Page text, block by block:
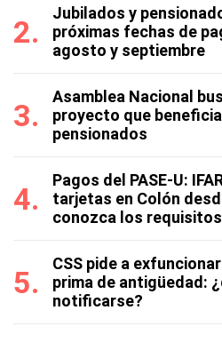
Jubilados y
próximas fechas de
agosto y septiembre
Asamblea Nacional
proyecto que
pensionados
Pagos del PASE-U:
tarjetas en Colón
conozca los requisitos
CSS pide a
prima de antigüedad:
notificarse?